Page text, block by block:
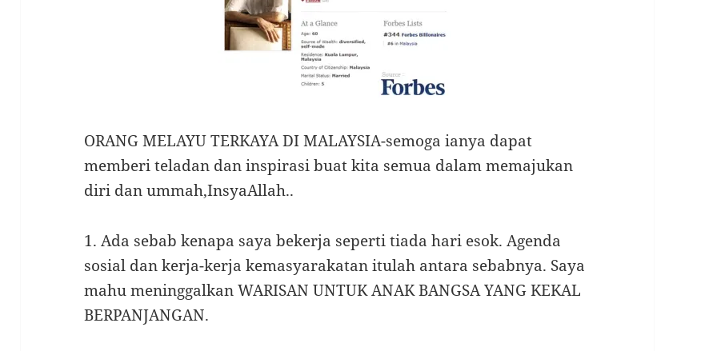
ORANG MELAYU TERKAYA DI MALAYSIA-semoga ianya dapat
memberi teladan dan inspirasi buat kita semua dalam memajukan
diri dan ummah,InsyaAllah..
1. Ada sebab kenapa saya bekerja seperti tiada hari esok. Agenda
sosial dan kerja-kerja kemasyarakatan itulah antara sebabnya. Saya
mahu meninggalkan WARISAN UNTUK ANAK BANGSA YANG KEKAL
BERPANJANGAN.